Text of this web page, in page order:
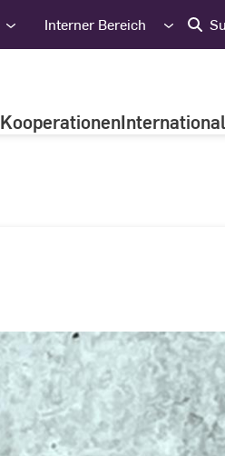
Interner Bereich
KooperationenInternational